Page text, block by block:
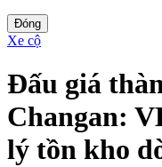
Đóng
Xe cộ
Đấu giá
Changan:
lý tồn kho